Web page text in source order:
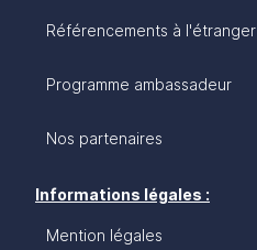
Référencements à l'étranger
Programme ambassadeur
Nos partenaires
Informations légales :
Mention légales